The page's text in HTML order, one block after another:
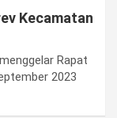
Kecamatan
Rapat
2023